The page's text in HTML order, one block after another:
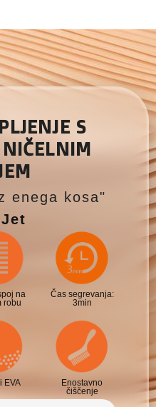
S
enega kosa"
na
robu
Čas segrevanja:
3min
EVA
Enostavno
čiščenje